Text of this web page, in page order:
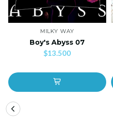
MILKY WAY
Boy's Abyss 07
$13.500